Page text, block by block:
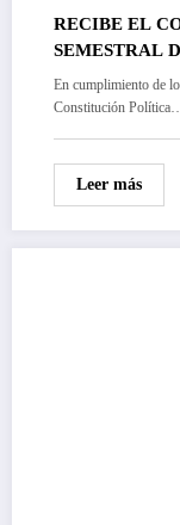
RECIBE EL
SEMESTRAL
MORELOS…
En cumplimiento de
Constitución
Leer más